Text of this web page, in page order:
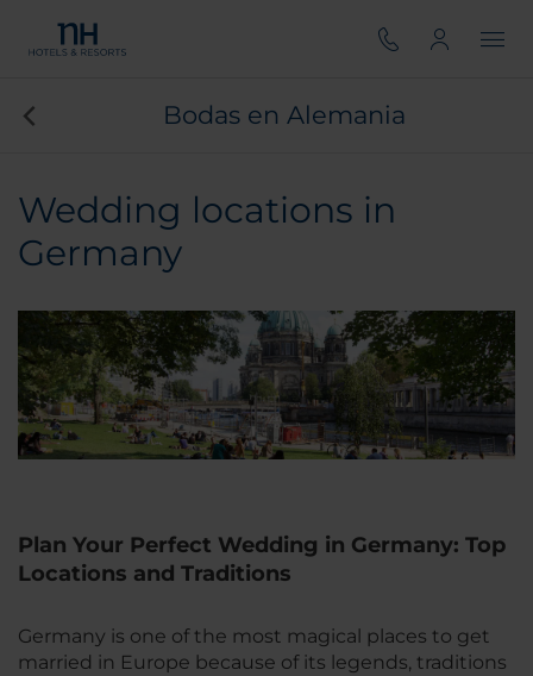
Bodas en Alemania
Wedding locations in
Germany
Plan Your Perfect Wedding in Germany: Top
Locations and Traditions
Germany is one of the most magical places to get
married in Europe because of its legends, traditions